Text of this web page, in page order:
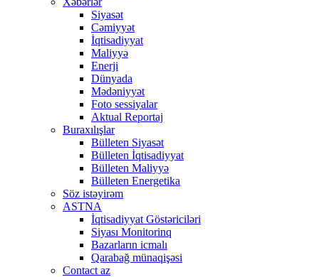
Siyasət
Cəmiyyət
İqtisadiyyat
Maliyyə
Enerji
Dünyada
Mədəniyyət
Foto sessiyalar
Aktual Reportaj
Buraxılışlar
Bülleten Siyasət
Bülleten İqtisadiyyat
Bülleten Maliyyə
Bülleten Energetika
Söz istəyirəm
ASTNA
İqtisadiyyat Göstəriciləri
Siyası Monitorinq
Bazarların icmalı
Qarabağ münaqişəsi
Contact az